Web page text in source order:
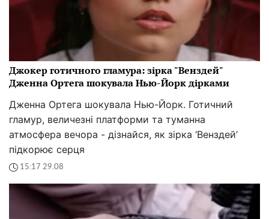
Джокер готичного гламура: зірка "Венздей"
Дженна Ортега шокувала Нью-Йорк дірками
Дженна Ортега шокувала Нью-Йорк. Готичний
гламур, величезні платформи та туманна
атмосфера вечора - дізнайся, як зірка ‘Венздей’
підкорює серця
15:17 29.08